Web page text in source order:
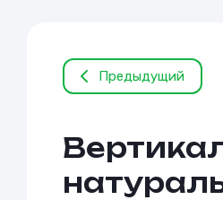
Предыдущий